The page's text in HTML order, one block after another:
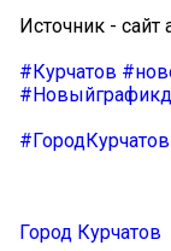
Источник - сайт
#Курчатов
#ГородКурчатов
Город Курчатов